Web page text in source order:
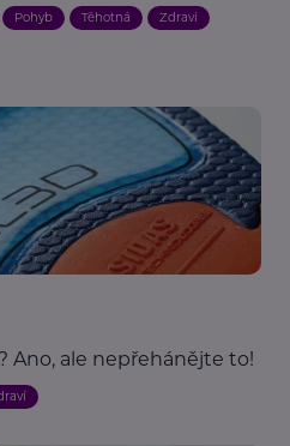
Pohyb Těhotná Zdraví
Ano, ale nepřehánějte to!